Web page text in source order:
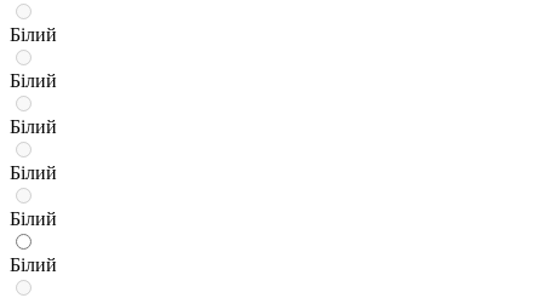
Білий
Білий
Білий
Білий
Білий
Білий